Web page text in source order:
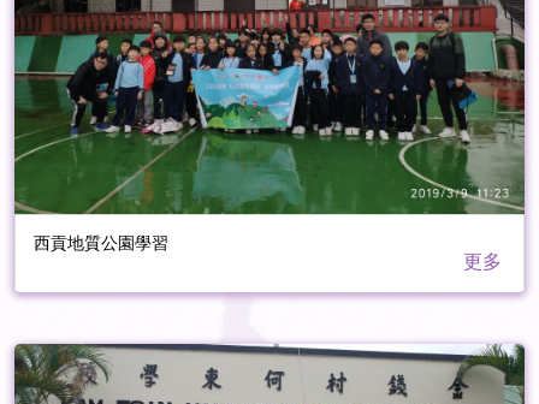
西貢地質公園學習
更多